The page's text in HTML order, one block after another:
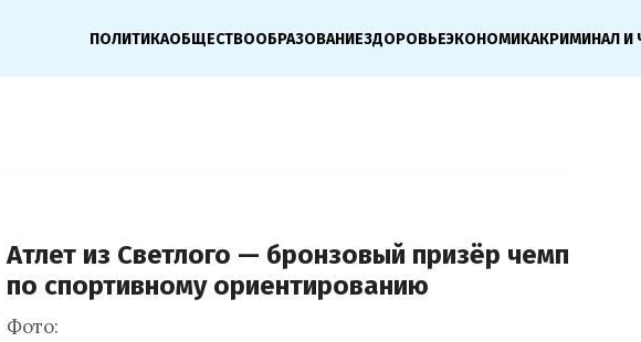
ПОЛИТИКАОБЩЕСТВООБРАЗОВАНИЕЗДОРОВЬЕЭКОНОМИКАКРИМИНАЛ И
Атлет из Светлого — бронзовый призёр
по спортивному ориентированию
Фото: